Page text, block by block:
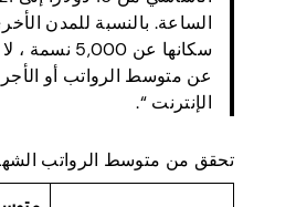
الساعة. بالنسبة للمدن
سكانها عن
عن متوسط الرواتب أو
الإنترنت “.
تحقق من متوسط الرواتب